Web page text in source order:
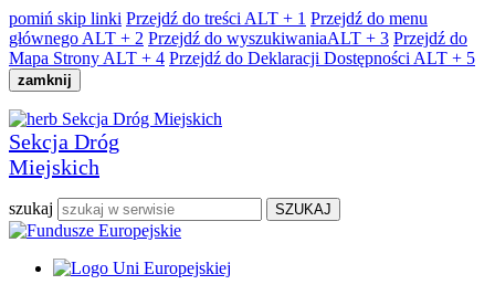
pomiń skip linki Przejdź do treści ALT + 1 Przejdź do menu
głównego ALT + 2 Przejdź do wyszukiwaniaALT + 3 Przejdź do
Mapa Strony ALT + 4 Przejdź do Deklaracji Dostępności ALT + 5
zamknij
Sekcja Dróg
Miejskich
szukaj